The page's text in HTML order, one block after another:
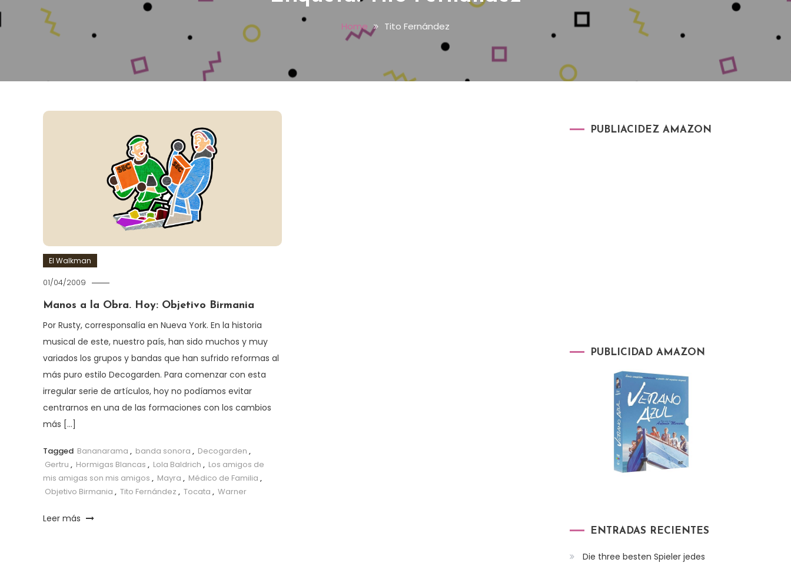
Home Tito Fernández
El Walkman
01/04/2009
Manos a la Obra. Hoy: Objetivo Birmania
Por Rusty, corresponsalía en Nueva York. En la historia
musical de este, nuestro país, han sido muchos y muy
variados los grupos y bandas que han sufrido reformas al
más puro estilo Decogarden. Para comenzar con esta
irregular serie de artículos, hoy no podíamos evitar
centrarnos en una de las formaciones con los cambios
más […]
Tagged Bananarama , banda sonora , Decogarden ,
Gertru , Hormigas Blancas , Lola Baldrich , Los amigos de
mis amigas son mis amigos , Mayra , Médico de Familia ,
Objetivo Birmania , Tito Fernández , Tocata , Warner
Leer más
PUBLIACIDEZ AMAZON
PUBLICIDAD AMAZON
ENTRADAS RECIENTES
Die three besten Spieler jedes